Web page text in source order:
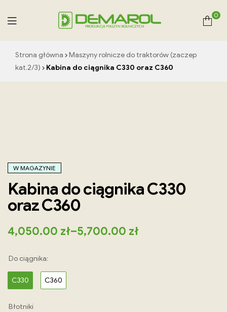
–
0
Strona główna
Maszyny rolnicze do traktorów (zaczep
kat.2/3)
Kabina do ciągnika C330 oraz C360
W MAGAZYNIE
Kabina do ciągnika C330
oraz C360
4,050.00 zł–5,700.00 zł
Do ciągnika:
C330 C360
Błotniki